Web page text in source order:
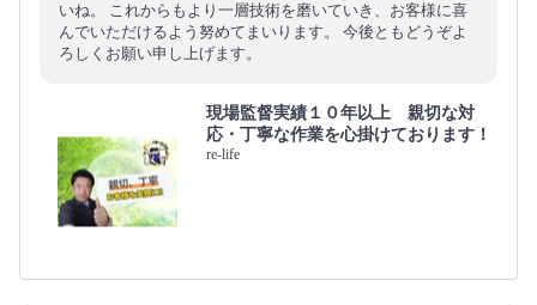
いね。 これからもより一層技術を磨いていき、お客様に喜
んでいただけるよう努めてまいります。 今後ともどうぞよ
ろしくお願い申し上げます。
現場監督実績１０年以上 親切な対
応・丁寧な作業を心掛けております！
re-life